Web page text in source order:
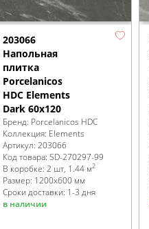
203066
Напольная
плитка
Porcelanicos
HDC Elements
Dark 60x120
Бренд: Porcelanicos HDC
Коллекция: Elements
Артикул: 203066
Код товара: SD-270297-99
В коробке: 2 шт, 1.44 м2
Размер: 1200x600 мм
Сроки доставки: 1-3 дня
в наличии